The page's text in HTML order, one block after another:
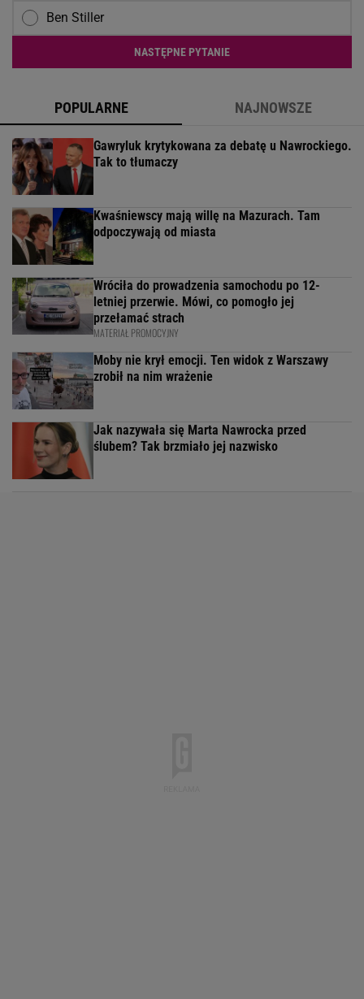
Ben Stiller
NASTĘPNE PYTANIE
POPULARNE NAJNOWSZE
Gawryluk krytykowana za debatę u Nawrockiego.
Tak to tłumaczy
Kwaśniewscy mają willę na Mazurach. Tam
odpoczywają od miasta
Wróciła do prowadzenia samochodu po 12-
letniej przerwie. Mówi, co pomogło jej
przełamać strach
MATERIAŁ PROMOCYJNY
Moby nie krył emocji. Ten widok z Warszawy
zrobił na nim wrażenie
Jak nazywała się Marta Nawrocka przed
ślubem? Tak brzmiało jej nazwisko